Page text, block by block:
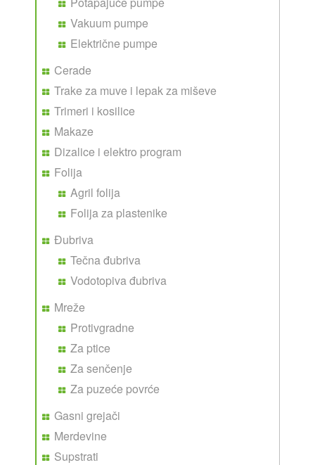
Vakuum pumpe
Električne pumpe
Cerade
Trake za muve i lepak za miševe
Trimeri i kosilice
Makaze
Dizalice i elektro program
Folija
Agril folija
Folija za plastenike
Đubriva
Tečna đubriva
Vodotopiva đubriva
Mreže
Protivgradne
Za ptice
Za senčenje
Za puzeće povrće
Gasni grejači
Merdevine
Supstrati